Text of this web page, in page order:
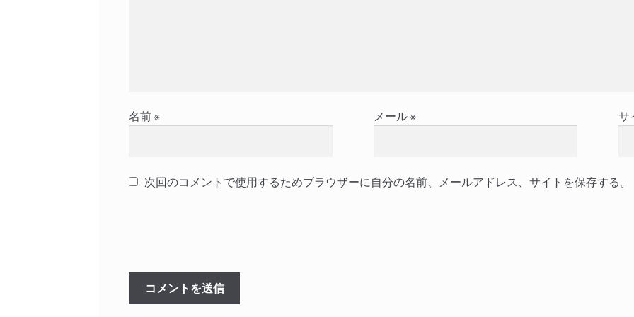
名前※ メール※ サ
次回のコメントで使用するためブラウザーに自分の名前、メールアドレス、サイトを保存する。